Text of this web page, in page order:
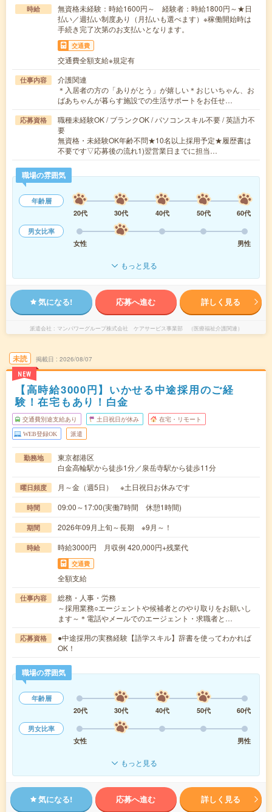
時給
無資格未経験：時給1600円～ 経験者：時給1800円～★日
払い／週払い制度あり（月払いも選べます）※稼働開始時は
手続き完了次第のお支払いとなります。
交通費
交通費全額支給※規定有
仕事内容
介護関連
＊入居者の方の「ありがとう」が嬉しい＊おじいちゃん、お
ばあちゃんが暮らす施設での生活サポートをお任せ…
応募資格
職種未経験OK / ブランクOK / パソコンスキル不要 / 英語力不
要
無資格・未経験OK年齢不問★10名以上採用予定★履歴書は
不要です▽応募後の流れ1)翌営業日までに担当…
職場の雰囲気
年齢層
20代
30代 40代 50代
60代
男女比率
女性
男性
もっと見る
気になる! 応募へ進む 詳しく見る
派遣会社 マンパワーグループ株式会社 ケアサービス事業部 （医療福祉介護関連）
未読
NEW
掲載日 2026/08/07
【高時給3000円】いかせる中途採用のご経
験！在宅もあり！白金
交通費別途支給あり 土日祝日が休み 在宅・リモート
WEB登録OK 派遣
勤務地
東京都港区
白金高輪駅から徒歩1分／泉岳寺駅から徒歩11分
曜日頻度 月～金（週5日） ※土日祝日お休みです
時間 09:00～17:00(実働7時間 休憩1時間)
期間 2026年09月上旬～長期 ※9月～！
時給 時給3000円 月収例 420,000円+残業代
交通費
全額支給
仕事内容
総務・人事・労務
～採用業務○エージェントや候補者とのやり取りをお願いし
ます～＊電話やメールでのエージェント・求職者と…
応募資格
●中途採用の実務経験【語学スキル】辞書を使ってわかれば
OK！
職場の雰囲気
年齢層
20代
30代 40代 50代
60代
男女比率
女性
男性
もっと見る
気になる! 応募へ進む 詳しく見る